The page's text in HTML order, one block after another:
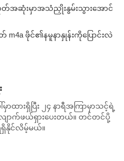
တ်အဆုံးမှာအသံညှိုးနွမ်းသွားအောင်
m4a ဖိုင်၏နမူနာနှုန်းကိုပြောင်းလဲ
ထားရှိပြီး ၂၄ နာရီအကြာမှာသင့်ရဲ့
က်ဖယ်ရှားပေးတယ်။ တင်တင်ပို့
နိုင်လိမ့်မယ်။